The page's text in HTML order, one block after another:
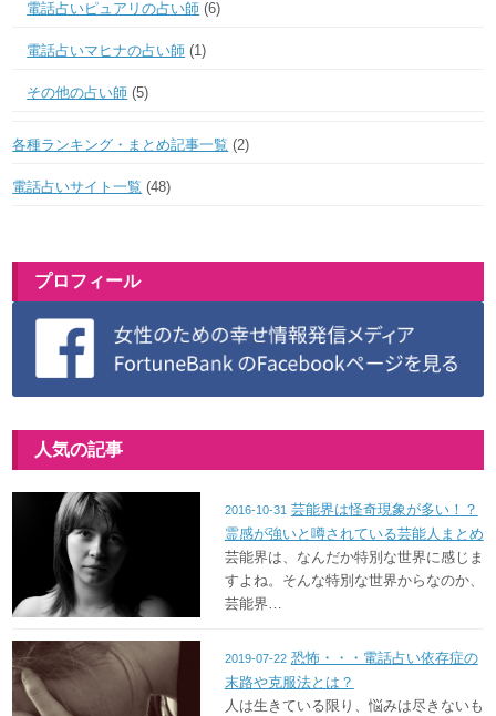
電話占いピュアリの占い師 (6)
電話占いマヒナの占い師 (1)
その他の占い師 (5)
各種ランキング・まとめ記事一覧 (2)
電話占いサイト一覧 (48)
プロフィール
人気の記事
2016-10-31 芸能界は怪奇現象が多い！？
霊感が強いと噂されている芸能人まとめ
芸能界は、なんだか特別な世界に感じま
すよね。そんな特別な世界からなのか、
芸能界…
2019-07-22 恐怖・・・電話占い依存症の
末路や克服法とは？
人は生きている限り、悩みは尽きないも